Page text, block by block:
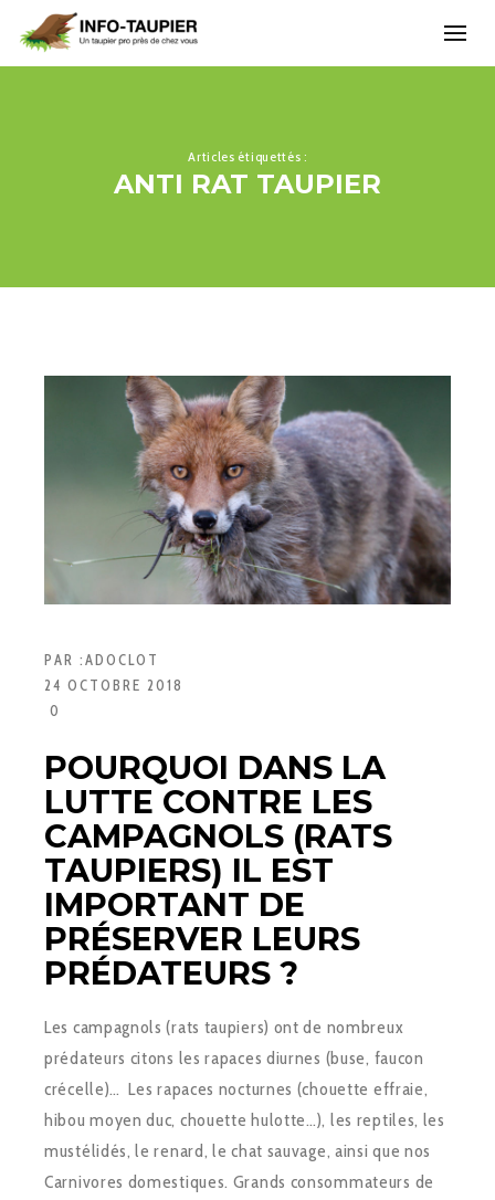
Articles étiquettés :
ANTI RAT TAUPIER
PAR :ADOCLOT
24 OCTOBRE 2018
0
POURQUOI DANS LA
LUTTE CONTRE LES
CAMPAGNOLS (RATS
TAUPIERS) IL EST
IMPORTANT DE
PRÉSERVER LEURS
PRÉDATEURS ?
Les campagnols (rats taupiers) ont de nombreux
prédateurs citons les rapaces diurnes (buse, faucon
crécelle)… Les rapaces nocturnes (chouette effraie,
hibou moyen duc, chouette hulotte…), les reptiles, les
mustélidés, le renard, le chat sauvage, ainsi que nos
Carnivores domestiques. Grands consommateurs de